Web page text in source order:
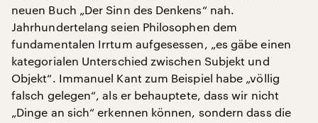
neuen Buch „Der Sinn des Denkens“ nah.
Jahrhundertelang seien Philosophen dem
fundamentalen Irrtum aufgesessen, „es gäbe einen
kategorialen Unterschied zwischen Subjekt und
Objekt“. Immanuel Kant zum Beispiel habe „völlig
falsch gelegen“, als er behauptete, dass wir nicht
„Dinge an sich“ erkennen können, sondern dass die